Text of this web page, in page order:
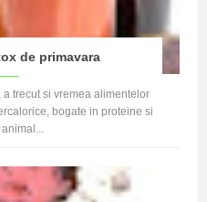
de primavara
trecut si vremea alimentelor
bogate in proteine si